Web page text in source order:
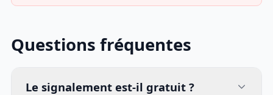
Questions fréquentes
Le signalement est-il gratuit ?